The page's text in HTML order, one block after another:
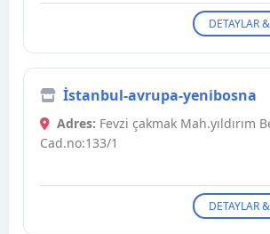
DETAYLAR
İstanbul-avrupa-yenibosna
Adres: Fevzi çakmak Mah.yıldırım
Cad.no:133/1
DETAYLAR